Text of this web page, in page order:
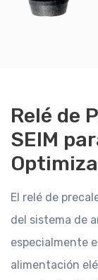
Relé de
SEIM
El relé de
del sistema de
especialmente
alimentación